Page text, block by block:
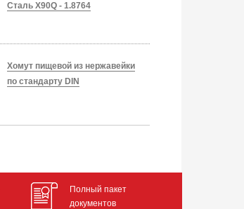
Сталь X90Q - 1.8764
Хомут пищевой из нержавейки
по стандарту DIN
Полный пакет
документов